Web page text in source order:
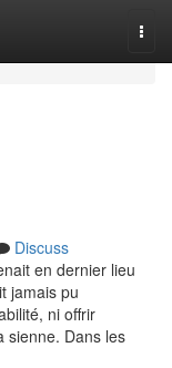
Discuss
en dernier lieu
jamais pu
ni offrir
sienne. Dans les